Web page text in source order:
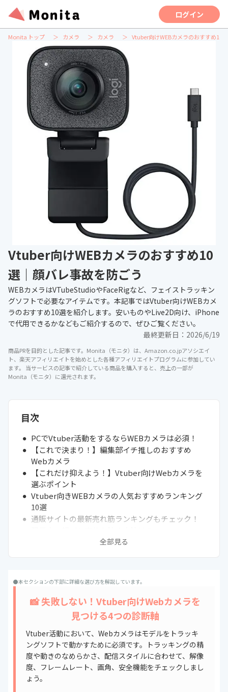
ログイン
Monita トップ カメラ カメラ Vtuber向けWEBカメラのおすすめ10
Vtuber向けWEBカメラのおすすめ10
選｜顔バレ事故を防ごう
WEBカメラはVTubeStudioやFaceRigなど、フェイストラッキン
グソフトで必要なアイテムです。本記事ではVtuber向けWEBカメ
ラのおすすめ10選を紹介します。安いものやLive2D向け、iPhone
で代用できるかなどもご紹介するので、ぜひご覧ください。
最終更新日： 2026/6/19
商品PRを目的とした記事です。Monita（モニタ）は、Amazon.co.jpアソシエイ
ト、楽天アフィリエイトを始めとした各種アフィリエイトプログラムに参加してい
ます。 当サービスの記事で紹介している商品を購入すると、売上の一部が
Monita（モニタ）に還元されます。
目次
PCでVtuber活動をするならWEBカメラは必須！
【これで決まり！】編集部イチ推しのおすすめ
Webカメラ
【これだけ抑えよう！】Vtuber向けWebカメラを
選ぶポイント
Vtuber向きWEBカメラの人気おすすめランキング
10選
通販サイトの最新売れ筋ランキングもチェック！
フェイストラッキングソフトをご紹介
Webカメラのおすすめ位置はどこ？
全部見る
●本セクションの下部に詳細な選び方を解説しています。
📸 失敗しない！Vtuber向けWebカメラを
見つける4つの診断軸
Vtuber活動において、Webカメラはモデルをトラッキ
ングソフトで動かすために必須です。トラッキングの精
度や動きのなめらかさ、配信スタイルに合わせて、解像
度、フレームレート、画角、安全機能をチェックしまし
ょう。